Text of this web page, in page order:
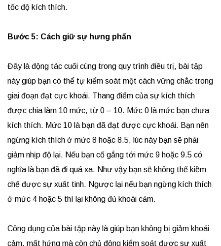
tốc độ kích thích.
Bước 5: Cách giữ sự hưng phấn
Đây là động tác cuối cùng trong quy trình điều trị, bài tập
này giúp bạn có thể tự kiểm soát một cách vững chắc trong
giai đoạn đạt cực khoái. Thang điểm của sự kích thích
được chia làm 10 mức, từ 0 – 10. Mức 0 là mức bạn chưa
kích thích. Mức 10 là bạn đã đạt được cực khoái. Bạn nên
ngừng kích thích ở mức 8 hoặc 8.5, lúc này bạn sẽ phải
giảm nhịp độ lại. Nếu bạn cố gắng tới mức 9 hoặc 9.5 có
nghĩa là bạn đã đi quá xa. Như vậy bạn sẽ không thể kiềm
chế được sự xuất tinh. Ngược lại nếu bạn ngừng kích thích
ở mức 4 hoặc 5 thì lại không đủ khoái cảm.
Công dụng của bài tập này là giúp bạn không bị giảm khoái
cảm, mất hứng mà còn chủ động kiểm soát được sự xuất